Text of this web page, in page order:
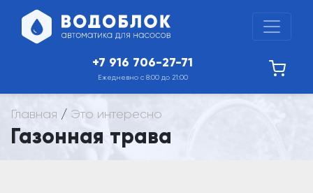
+7 916 706-27-71
Ежедневно с 8:00 до 21:00
Главная / Это интересно
Газонная трава